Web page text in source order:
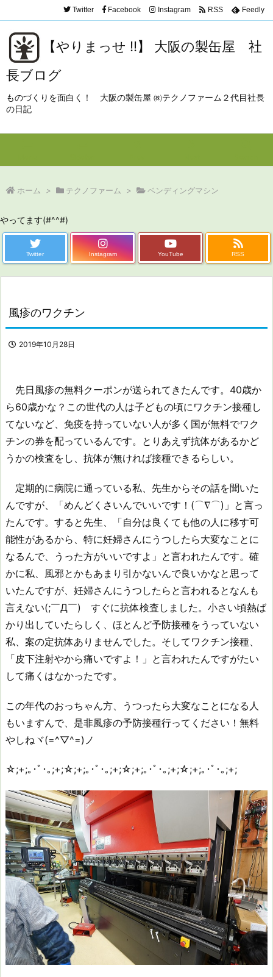
【やりまっせ !!】 大阪の製缶屋 社
長ブログ
ものづくりを面白く！ 大阪の製缶屋 ㈱テクノファーム２代目社長
の日記
Twitter Facebook Instagram RSS Feedly
ホーム > テクノファーム > ベンディングマシン
やってます(#^^#)
Twitter Instagram YouTube RSS
風疹のワクチン
2019年10月28日
先日風疹の無料クーポンが送られてきたんです。40歳か
ら60歳かな？この世代の人は子どもの頃にワクチン接種し
てないなど、免疫を持っていない人が多く国が無料でワク
チンの券を配っているんです。とりあえず抗体があるかど
うかの検査をし、抗体が無ければ接種できるらしい。
定期的に病院に通っている私、先生からその話を聞いた
んですが、「めんどくさいんでいいです！(⌒∇⌒)」と言っ
たんです。すると先生、「自分は良くても他の人に移す可
能性があるから、特に妊婦さんにうつしたら大変なことに
なるんで、うった方がいいですよ」と言われたんです。確
かに私、風邪とかもあまり引かないんで良いかなと思って
いたんですが、妊婦さんにうつしたらと言われるとなんも
言えない(;￣Д￣) すぐに抗体検査しました。小さい頃熱ば
かり出していたらしく、ほとんど予防接種をうっていない
私、案の定抗体ありませんでした。そしてワクチン接種、
「皮下注射やから痛いですよ！」と言われたんですがたい
して痛くはなかったです。
この年代のおっちゃん方、うつったら大変なことになる人
もいますんで、是非風疹の予防接種行ってください！無料
やしねヾ(=^▽^=)ノ
☆;+;｡･ﾟ･｡;+;☆;+;｡･ﾟ･｡;+;☆;+;｡･ﾟ･｡;+;☆;+;｡･ﾟ･｡;+;